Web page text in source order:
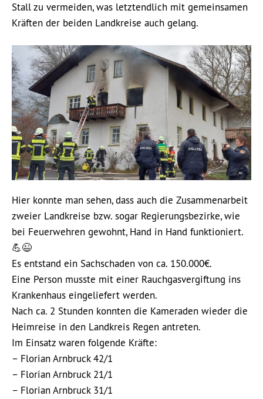
Stall zu vermeiden, was letztendlich mit gemeinsamen
Kräften der beiden Landkreise auch gelang.
Hier konnte man sehen, dass auch die Zusammenarbeit
zweier Landkreise bzw. sogar Regierungsbezirke, wie
bei Feuerwehren gewohnt, Hand in Hand funktioniert.
💪😉
Es entstand ein Sachschaden von ca. 150.000€.
Eine Person musste mit einer Rauchgasvergiftung ins
Krankenhaus eingeliefert werden.
Nach ca. 2 Stunden konnten die Kameraden wieder die
Heimreise in den Landkreis Regen antreten.
Im Einsatz waren folgende Kräfte:
– Florian Arnbruck 42/1
– Florian Arnbruck 21/1
– Florian Arnbruck 31/1